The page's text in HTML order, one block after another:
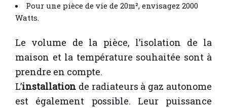
Pour une pièce de vie de 20m², envisagez 2000
Watts.
Le volume de la pièce, l’isolation de la
maison et la température souhaitée sont à
prendre en compte.
L’installation de radiateurs à gaz autonome
est également possible. Leur puissance